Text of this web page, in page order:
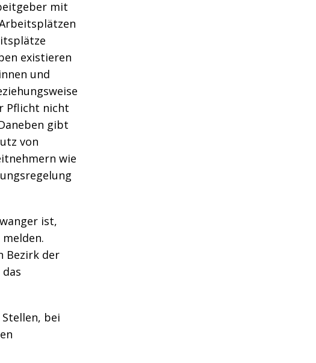
mit
existieren
und
Pflicht nicht
gibt
von
wie
ist,
Bezirk der
bei